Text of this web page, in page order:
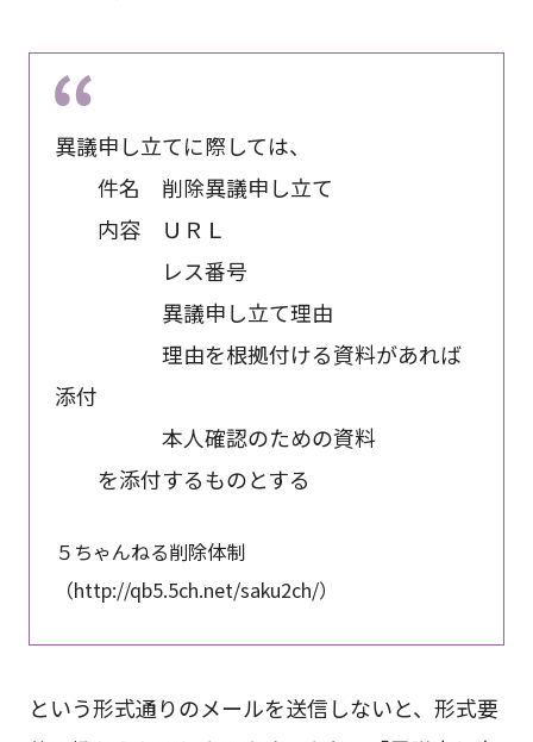
異議申し立てに際しては、
件名 削除異議申し立て
内容 ＵＲＬ
レス番号
異議申し立て理由
理由を根拠付ける資料があれば
添付
本人確認のための資料
を添付するものとする
５ちゃんねる削除体制
（http://qb5.5ch.net/saku2ch/）
という形式通りのメールを送信しないと、形式要